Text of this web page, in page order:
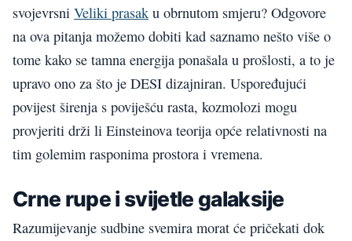
svojevrsni Veliki prasak u obrnutom smjeru? Odgovore
na ova pitanja možemo dobiti kad saznamo nešto više o
tome kako se tamna energija ponašala u prošlosti, a to je
upravo ono za što je DESI dizajniran. Uspoređujući
povijest širenja s poviješću rasta, kozmolozi mogu
provjeriti drži li Einsteinova teorija opće relativnosti na
tim golemim rasponima prostora i vremena.
Crne rupe i svijetle galaksije
Razumijevanje sudbine svemira morat će pričekati dok